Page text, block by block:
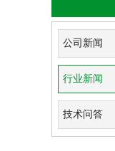
公司新闻
行业新闻
技术问答